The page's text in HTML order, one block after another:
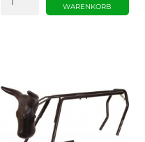
WARENKORB